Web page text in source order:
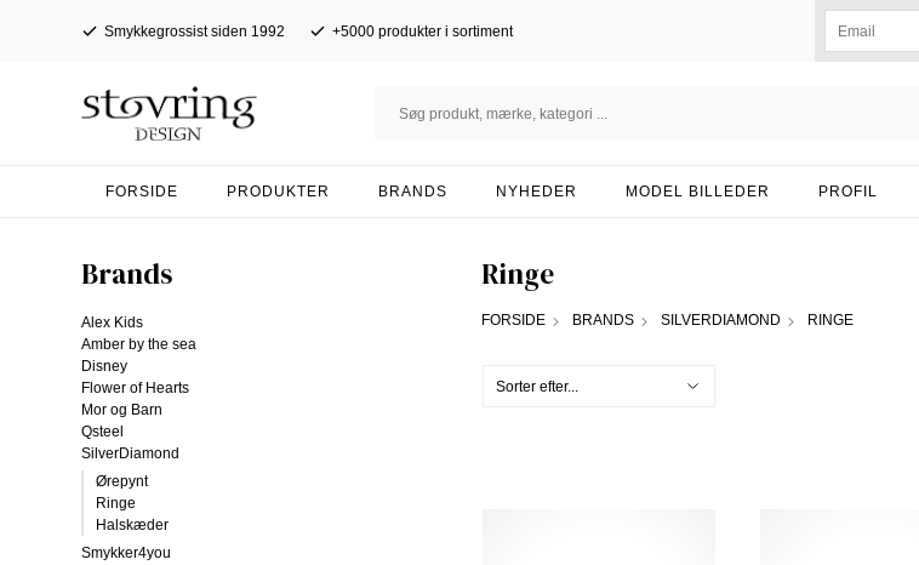
Smykkegrossist siden 1992 +5000 produkter i sortiment
FORSIDE PRODUKTER BRANDS NYHEDER MODEL BILLEDER PROFIL
Brands
Alex Kids
Amber by the sea
Disney
Flower of Hearts
Mor og Barn
Qsteel
SilverDiamond
Ørepynt
Ringe
Halskæder
Smykker4you
Ringe
FORSIDE BRANDS SILVERDIAMOND RINGE